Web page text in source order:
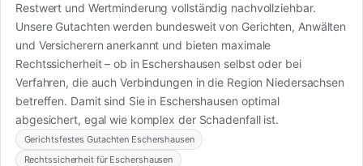
Restwert und Wertminderung vollständig nachvollziehbar.
Unsere Gutachten werden bundesweit von Gerichten, Anwälten
und Versicherern anerkannt und bieten maximale
Rechtssicherheit – ob in Eschershausen selbst oder bei
Verfahren, die auch Verbindungen in die Region Niedersachsen
betreffen. Damit sind Sie in Eschershausen optimal
abgesichert, egal wie komplex der Schadenfall ist.
Gerichtsfestes Gutachten Eschershausen
Rechtssicherheit für Eschershausen